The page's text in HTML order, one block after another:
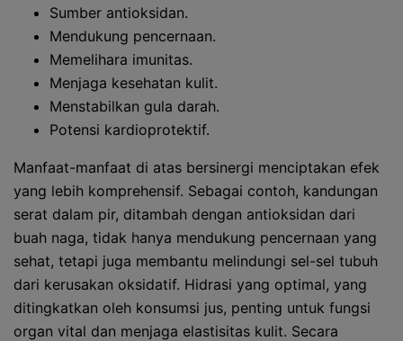
Sumber antioksidan.
Mendukung pencernaan.
Memelihara imunitas.
Menjaga kesehatan kulit.
Menstabilkan gula darah.
Potensi kardioprotektif.
Manfaat-manfaat di atas bersinergi menciptakan efek
yang lebih komprehensif. Sebagai contoh, kandungan
serat dalam pir, ditambah dengan antioksidan dari
buah naga, tidak hanya mendukung pencernaan yang
sehat, tetapi juga membantu melindungi sel-sel tubuh
dari kerusakan oksidatif. Hidrasi yang optimal, yang
ditingkatkan oleh konsumsi jus, penting untuk fungsi
organ vital dan menjaga elastisitas kulit. Secara